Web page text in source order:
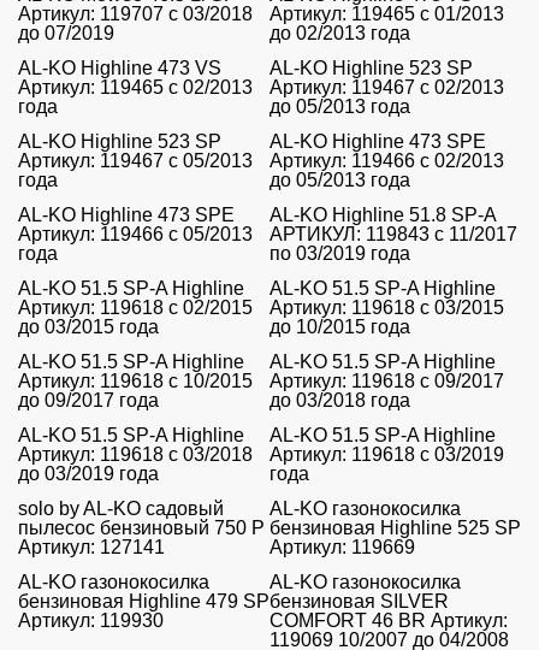
Артикул: 119707 с 03/2018
до 07/2019
Артикул: 119465 с 01/2013
до 02/2013 года
AL-KO Highline 473 VS
Артикул: 119465 с 02/2013
года
AL-KO Highline 523 SP
Артикул: 119467 с 02/2013
до 05/2013 года
AL-KO Highline 523 SP
Артикул: 119467 с 05/2013
года
AL-KO Highline 473 SPE
Артикул: 119466 с 02/2013
до 05/2013 года
AL-KO Highline 473 SPE
Артикул: 119466 с 05/2013
года
AL-KO Highline 51.8 SP-A
АРТИКУЛ: 119843 с 11/2017
по 03/2019 года
AL-KO 51.5 SP-A Highline
Артикул: 119618 с 02/2015
до 03/2015 года
AL-KO 51.5 SP-A Highline
Артикул: 119618 с 03/2015
до 10/2015 года
AL-KO 51.5 SP-A Highline
Артикул: 119618 с 10/2015
до 09/2017 года
AL-KO 51.5 SP-A Highline
Артикул: 119618 с 09/2017
до 03/2018 года
AL-KO 51.5 SP-A Highline
Артикул: 119618 с 03/2018
до 03/2019 года
AL-KO 51.5 SP-A Highline
Артикул: 119618 с 03/2019
года
solo by AL-KO садовый
пылесос бензиновый 750 P
Артикул: 127141
AL-KO газонокосилка
бензиновая Highline 525 SP
Артикул: 119669
AL-KO газонокосилка
бензиновая Highline 479 SP
Артикул: 119930
AL-KO газонокосилка
бензиновая SILVER
COMFORT 46 BR Артикул:
119069 10/2007 до 04/2008